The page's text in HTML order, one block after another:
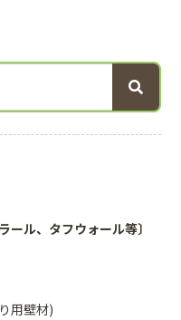
ール、タフウォール等〕
用壁材)